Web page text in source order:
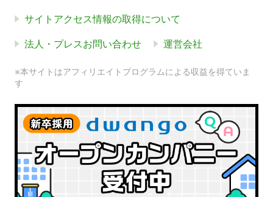
サイトアクセス情報の取得について
法人・プレスお問い合わせ 運営会社
※本サイトはアフィリエイトプログラムによる収益を得ていま
す